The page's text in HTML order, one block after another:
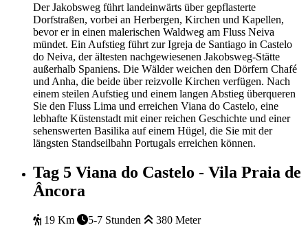
Der Jakobsweg führt landeinwärts über gepflasterte
Dorfstraßen, vorbei an Herbergen, Kirchen und Kapellen,
bevor er in einen malerischen Waldweg am Fluss Neiva
mündet. Ein Aufstieg führt zur Igreja de Santiago in Castelo
do Neiva, der ältesten nachgewiesenen Jakobsweg-Stätte
außerhalb Spaniens. Die Wälder weichen den Dörfern Chafé
und Anha, die beide über reizvolle Kirchen verfügen. Nach
einem steilen Aufstieg und einem langen Abstieg überqueren
Sie den Fluss Lima und erreichen Viana do Castelo, eine
lebhafte Küstenstadt mit einer reichen Geschichte und einer
sehenswerten Basilika auf einem Hügel, die Sie mit der
längsten Standseilbahn Portugals erreichen können.
Tag 5 Viana do Castelo - Vila Praia de
Âncora
19 Km 5-7 Stunden
380 Meter